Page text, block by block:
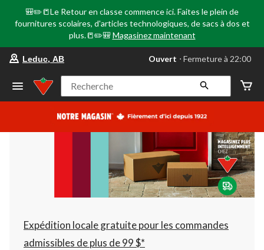
🎒✏️📒Le Retour en classe commence ici. Faites le plein de
fournitures scolaires, d'articles technologiques, de sacs à dos et
plus.📒✏️🎒 Magasinez maintenant
votre
préféré
Leduc,
AB,
courament
Fermeture
à
22:00
cliquer
pour
changer
Leduc, AB Ouvert ⋅ Fermeture à 22:00
Recherche
Expédition locale gratuite pour les commandes
admissibles de plus de 99 $*